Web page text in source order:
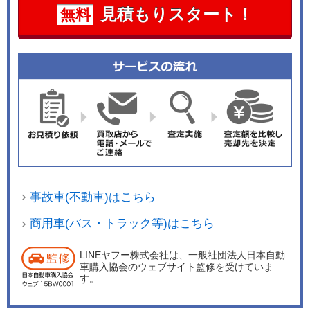
無料 見積もりスタート！
事故車(不動車)はこちら
商用車(バス・トラック等)はこちら
LINEヤフー株式会社は、一般社団法人日本自動
車購入協会のウェブサイト監修を受けていま
す。